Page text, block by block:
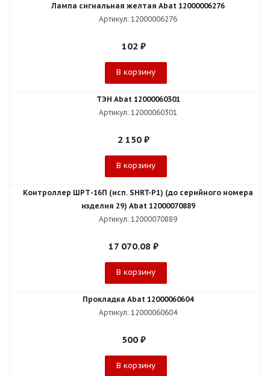
Лампа сигнальная желтая Abat 12000006276
Артикул: 12000006276
102 ₽
В корзину
ТЭН Abat 12000060301
Артикул: 12000060301
2 150 ₽
В корзину
Контроллер ШРТ-16П (исп. SHRT-P1) (до серийного номера
изделия 29) Abat 12000070889
Артикул: 12000070889
17 070.08 ₽
В корзину
Прокладка Abat 12000060604
Артикул: 12000060604
500₽
В корзину